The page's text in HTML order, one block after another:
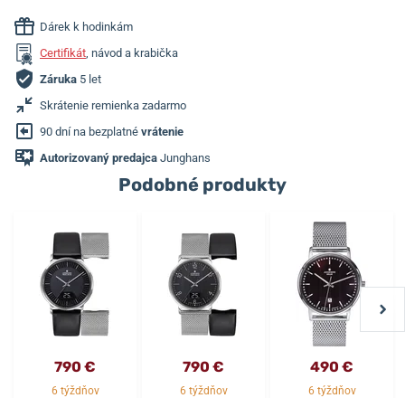
Dárek k hodinkám
Certifikát, návod a krabička
Záruka 5 let
Skrátenie remienka zadarmo
90 dní na bezplatné vrátenie
Autorizovaný predajca Junghans
Podobné produkty
790 €
6 týždňov
790 €
6 týždňov
490 €
6 týždňov